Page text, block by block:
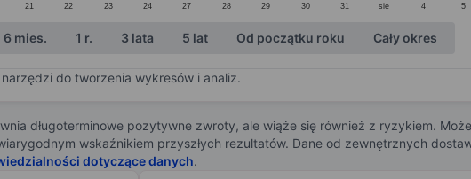
21 22 23 24 27 28 29 30 31 sie 4 5
6 mies. 1 r. 3 lata 5 lat Od początku roku Cały okres
do tworzenia wykresów i analiz.
długoterminowe pozytywne zwroty, ale wiąże się również z ryzykiem.
wskaźnikiem przyszłych rezultatów. Dane od zewnętrznych
dotyczące danych.